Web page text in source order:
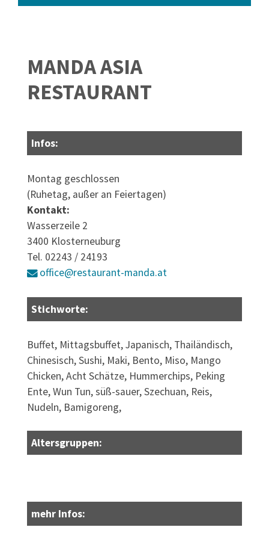
MANDA ASIA
RESTAURANT
Infos:
Montag geschlossen
(Ruhetag, außer an Feiertagen)
Kontakt:
Wasserzeile 2
3400 Klosterneuburg
Tel. 02243 / 24193
office@restaurant-manda.at
Stichworte:
Buffet, Mittagsbuffet, Japanisch, Thailändisch,
Chinesisch, Sushi, Maki, Bento, Miso, Mango
Chicken, Acht Schätze, Hummerchips, Peking
Ente, Wun Tun, süß-sauer, Szechuan, Reis,
Nudeln, Bamigoreng,
Altersgruppen:
mehr Infos: